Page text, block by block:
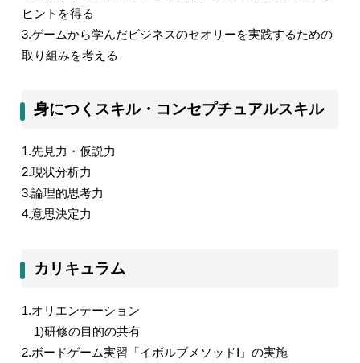
ヒントを得る
3.ゲームから学んだビジネスのセオリーを実践するための
取り組みを考える
身につくスキル・コンセプチュアルスキル
1.先見力・仮説力
2.現状分析力
3.論理的思考力
4.意思決定力
カリキュラム
1.オリエンテーション
1)研修の目的の共有
2.ボードゲーム実習「イボルブメソッドⅠ 」の実施